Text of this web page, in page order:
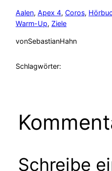
Aalen, Apex 4, Coros,
Warm-Up, Ziele
vonSebastianHahn
Schlagwörter:
Schreibe